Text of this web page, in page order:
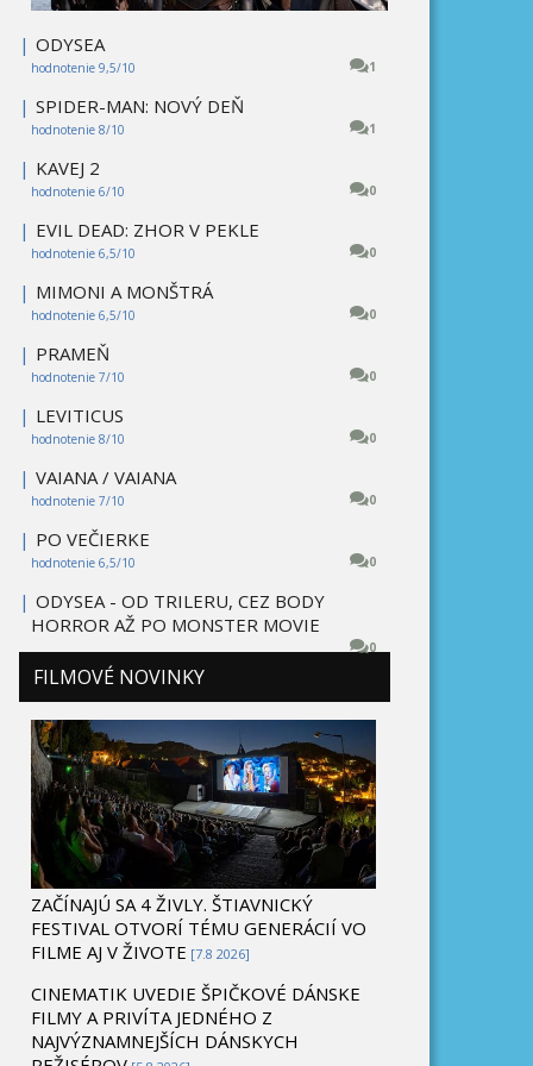
| ODYSEA
1
hodnotenie 9,5/10
| SPIDER-MAN: NOVÝ DEŇ
1
hodnotenie 8/10
| KAVEJ 2
0
hodnotenie 6/10
| EVIL DEAD: ZHOR V PEKLE
0
hodnotenie 6,5/10
| MIMONI A MONŠTRÁ
0
hodnotenie 6,5/10
| PRAMEŇ
0
hodnotenie 7/10
| LEVITICUS
0
hodnotenie 8/10
| VAIANA / VAIANA
0
hodnotenie 7/10
| PO VEČIERKE
0
hodnotenie 6,5/10
| ODYSEA - OD TRILERU, CEZ BODY
HORROR AŽ PO MONSTER MOVIE
0
FILMOVÉ NOVINKY
ZAČÍNAJÚ SA 4 ŽIVLY. ŠTIAVNICKÝ
FESTIVAL OTVORÍ TÉMU GENERÁCIÍ VO
FILME AJ V ŽIVOTE [7.8 2026]
CINEMATIK UVEDIE ŠPIČKOVÉ DÁNSKE
FILMY A PRIVÍTA JEDNÉHO Z
NAJVÝZNAMNEJŠÍCH DÁNSKYCH